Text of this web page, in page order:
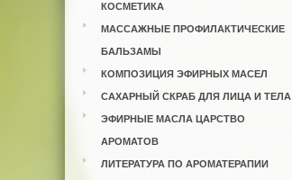
КОСМЕТИКА
МАССАЖНЫЕ ПРОФИЛАКТИЧЕСКИЕ
БАЛЬЗАМЫ
КОМПОЗИЦИЯ ЭФИРНЫХ МАСЕЛ
САХАРНЫЙ СКРАБ ДЛЯ ЛИЦА И ТЕЛА
ЭФИРНЫЕ МАСЛА ЦАРСТВО
АРОМАТОВ
ЛИТЕРАТУРА ПО АРОМАТЕРАПИИ